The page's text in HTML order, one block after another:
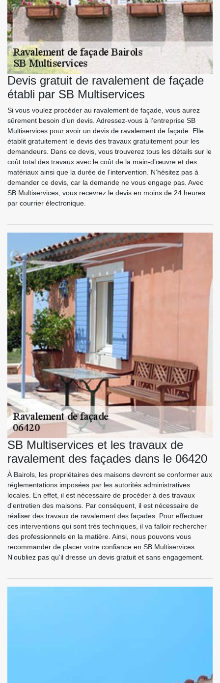
Devis gratuit de ravalement de façade
établi par SB Multiservices
Si vous voulez procéder au ravalement de façade, vous aurez
sûrement besoin d’un devis. Adressez-vous à l’entreprise SB
Multiservices pour avoir un devis de ravalement de façade. Elle
établit gratuitement le devis des travaux gratuitement pour les
demandeurs. Dans ce devis, vous trouverez tous les détails sur le
coût total des travaux avec le coût de la main-d’œuvre et des
matériaux ainsi que la durée de l’intervention. N’hésitez pas à
demander ce devis, car la demande ne vous engage pas. Avec
SB Multiservices, vous recevrez le devis en moins de 24 heures
par courrier électronique.
SB Multiservices et les travaux de
ravalement des façades dans le 06420
À Bairols, les propriétaires des maisons devront se conformer aux
réglementations imposées par les autorités administratives
locales. En effet, il est nécessaire de procéder à des travaux
d'entretien des maisons. Par conséquent, il est nécessaire de
réaliser des travaux de ravalement des façades. Pour effectuer
ces interventions qui sont très techniques, il va falloir rechercher
des professionnels en la matière. Ainsi, nous pouvons vous
recommander de placer votre confiance en SB Multiservices.
N'oubliez pas qu'il dresse un devis gratuit et sans engagement.